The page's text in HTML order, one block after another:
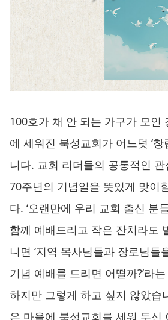
100호가 채 안 되는 가구가 모인
에 세워진 북성교회가 어느덧 ‘창
니다. 교회 리더들의 공통적인 관
70주년의 기념일을 뜻있게 맞이
다. ‘오랜만에 우리 교회 출신 분
함께 예배드리고 작은 잔치라도
니면 ‘지역 목사님들과 장로님들
기념 예배를 드리면 어떨까?’라
하지만 그렇게 하고 싶지 않았습
은 마을에 북성교회를 세워 두신